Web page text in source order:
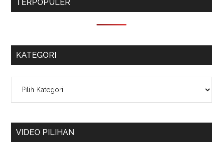
TERPOPULER
KATEGORI
VIDEO PILIHAN